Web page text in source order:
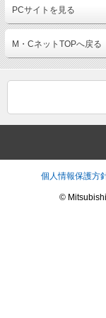
PCサイトを見る
M・CネットTOPへ戻る
個人情報保護方
©